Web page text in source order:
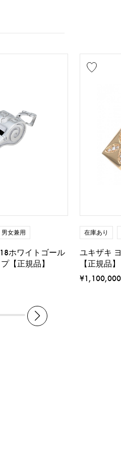
男女兼用
ホワイトゴール
【正規品】
在庫あり
ユキザキ
【正規品】
¥1,100,000